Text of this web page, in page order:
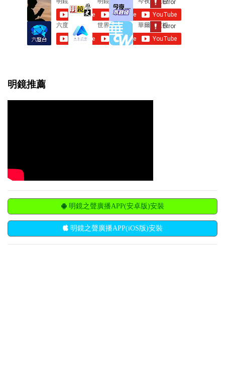
明鏡推薦
明鏡之聲廣播APP(安卓版)安裝
明鏡之聲廣播APP(iOS版)安裝